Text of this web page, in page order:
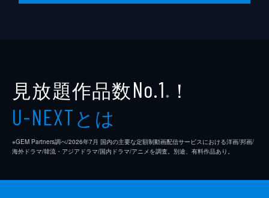
見放題作品数No.1 ※ ！
U-NEXTとは
※GEM Partners調べ/2026年7⽉ 国内の主要な定額制動画配信サービスにおける洋画/邦画/
海外ドラマ/韓流・アジアドラマ/国内ドラマ/アニメを調査。別途、有料作品あり。